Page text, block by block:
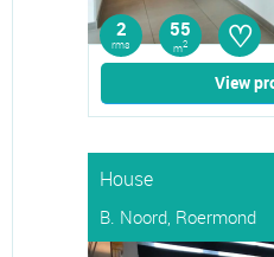
2
rms
55
m2 ♡
View
House
B. Noord, Roermond